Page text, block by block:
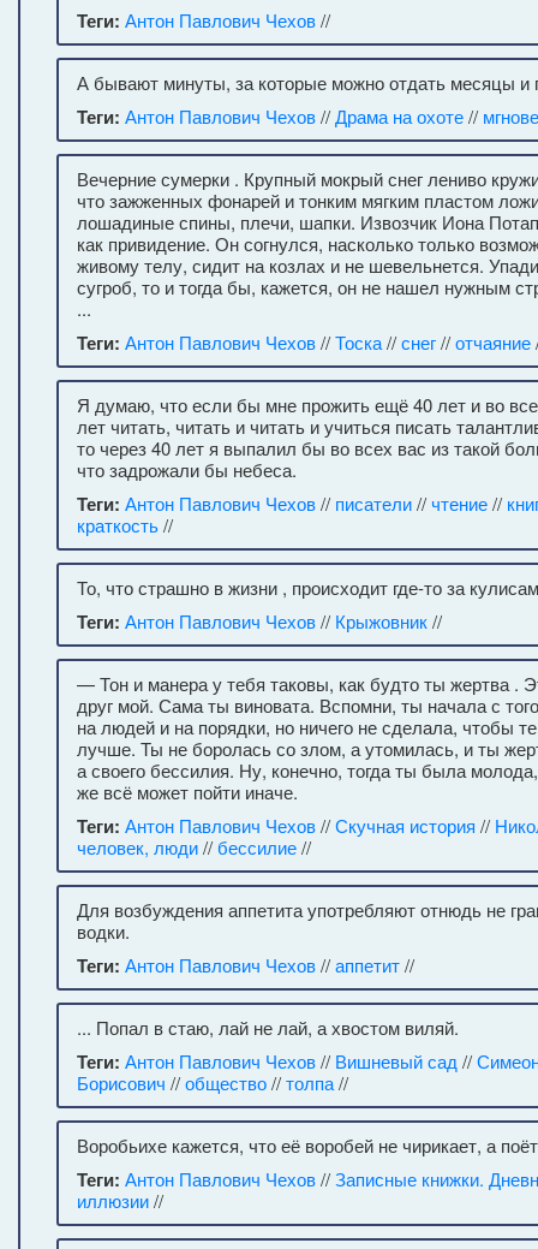
Теги: Антон Павлович Чехов//
А бывают минуты, за которые можно отдать месяцы и
Теги: Антон Павлович Чехов//Драма на охоте//
Вечерние сумерки . Крупный мокрый снег лениво
что зажженных фонарей и тонким мягким пластом
лошадиные спины, плечи, шапки. Извозчик Иона
как привидение. Он согнулся, насколько только
живому телу, сидит на козлах и не шевельнется.
сугроб, то и тогда бы, кажется, он не нашел нужным
...
Теги: Антон Павлович Чехов//Тоска//снег//отчаяние
Я думаю, что если бы мне прожить ещё 40 лет и во
лет читать, читать и читать и учиться писать
то через 40 лет я выпалил бы во всех вас из такой
что задрожали бы небеса.
Теги: Антон Павлович Чехов// писатели//чтение//
краткость//
То, что страшно в жизни , происходит где-то за
Теги: Антон Павлович Чехов// Крыжовник//
— Тон и манера у тебя таковы, как будто ты жертва .
друг мой. Сама ты виновата. Вспомни, ты начала с
на людей и на порядки, но ничего не сделала, чтобы
лучше. Ты не боролась со злом, а утомилась, и ты
а своего бессилия. Ну, конечно, тогда ты была
же всё может пойти иначе.
Теги: Антон Павлович Чехов//Скучная история //
человек, люди//бессилие//
Для возбуждения аппетита употребляют отнюдь не
водки.
Теги: Антон Павлович Чехов//аппетит//
... Попал в стаю, лай не лай, а хвостом виляй.
Теги: Антон Павлович Чехов// Вишневый сад //
Борисович //общество//толпа//
Воробьихе кажется, что её воробей не чирикает, а
Теги: Антон Павлович Чехов//Записные книжки.
иллюзии//